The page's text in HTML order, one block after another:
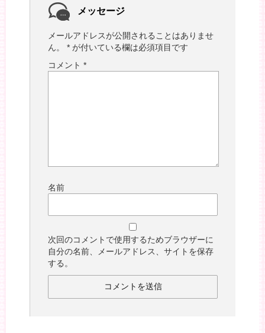
メッセージ
メールアドレスが公開されることはありませ
ん。
* が付いている欄は必須項目です
コメント *
名前
次回のコメントで使用するためブラウザーに
自分の名前、メールアドレス、サイトを保存
する。